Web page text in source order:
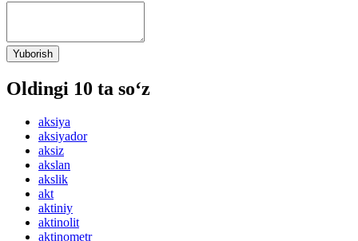
Yuborish
Oldingi 10 ta so‘z
aksiya
aksiyador
aksiz
akslan
akslik
akt
aktiniy
aktinolit
aktinometr